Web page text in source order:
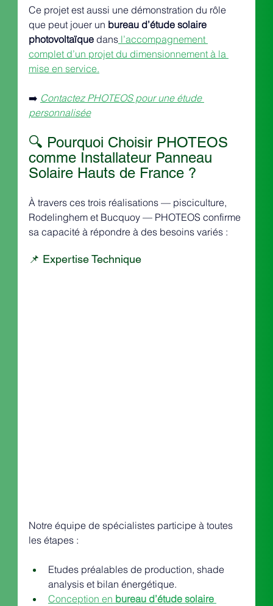
Ce projet est aussi une démonstration du rôle
que peut jouer un bureau d’étude solaire
photovoltaïque dans l’accompagnement
complet d’un projet du dimensionnement à la
mise en service.
➡️ Contactez PHOTEOS pour une étude
personnalisée
🔍 Pourquoi Choisir PHOTEOS
comme Installateur Panneau
Solaire Hauts de France ?
À travers ces trois réalisations — pisciculture,
Rodelinghem et Bucquoy — PHOTEOS confirme
sa capacité à répondre à des besoins variés :
📌 Expertise Technique
Notre équipe de spécialistes participe à toutes
les étapes :
Etudes préalables de production, shade
analysis et bilan énergétique.
Conception en bureau d’étude solaire